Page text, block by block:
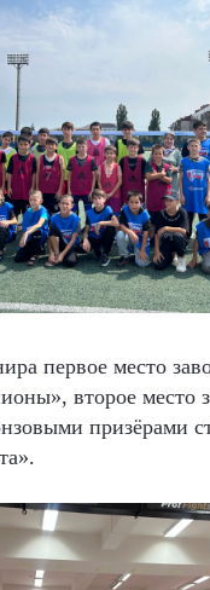
первое место
второе место
призёрами